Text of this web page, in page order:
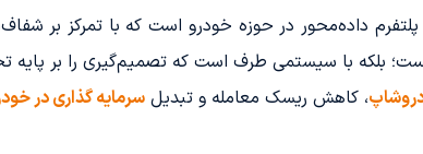
داده‌محور در حوزه خودرو است که با تمرکز بر
بلکه با سیستمی طرف است که تصمیم‌گیری را بر پایه
، کاهش ریسک معامله و تبدیل سرمایه گذاری در